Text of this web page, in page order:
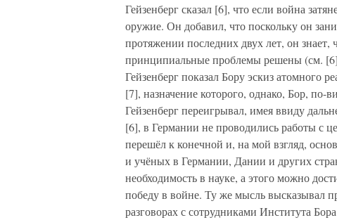
Гейзенберг сказал [6], что если война
оружие. Он добавил, что поскольку он
протяжении последних двух лет, он
принципиальные проблемы решены (см.
Гейзенберг показал Бору эскиз атомного
[7], назначение которого, однако, Бор,
Гейзенберг переигрывал, имея ввиду
[6], в Германии не проводились работы с
перешёл к конечной и, на мой взгляд,
и учёных в Германии, Дании и других
необходимость в науке, а этого можно
победу в войне. Ту же мысль высказывал
разговорах с сотрудниками Института